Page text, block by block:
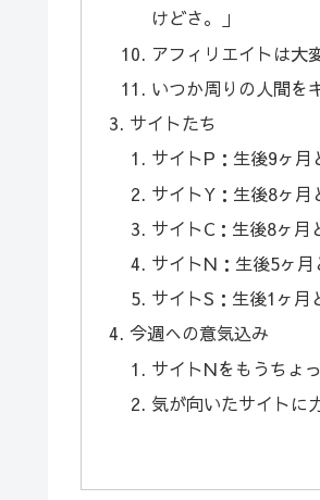
けどさ。」
アフィリエイトは大
いつか周りの人間を
サイトたち
サイトP：生後9ヶ
サイトY：生後8ヶ
サイトC：生後8ヶ
サイトN：生後5ヶ
サイトS：生後1ヶ月
今週への意気込み
サイトNをもうちょ
気が向いたサイトに